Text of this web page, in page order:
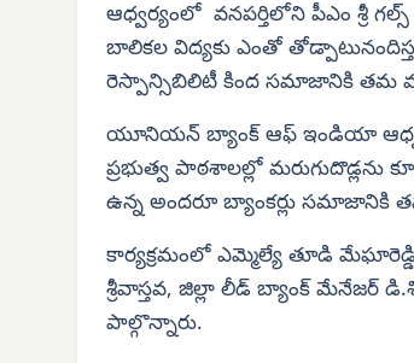
ఆధ్వర్యంలో వనపర్తిలోని పీఎం శ్రీ
బాలికల విద్యకు ఎంతో
రెస్పాన్సిబిలిటీ కింద సమాజానికి తమ
యూనియన్ బ్యాంక్ ఆఫ్ ఇండియా
ప్రభుత్వ పాఠశాలల్లో
ఉన్న అందరూ బ్యాంకర్లు
కార్యక్రమంలో ఎమ్మెల్యే తూడి
శ్రీవాస్తవ, జిల్లా లీడ్ బ్యాంక్ మేనేజర్
పాల్గొన్నారు.